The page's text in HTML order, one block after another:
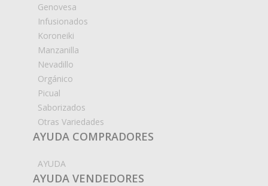
Genovesa
Infusionados
Koroneiki
Manzanilla
Nevadillo
Orgánico
Picual
Saborizados
Otras Variedades
AYUDA COMPRADORES
AYUDA
AYUDA VENDEDORES